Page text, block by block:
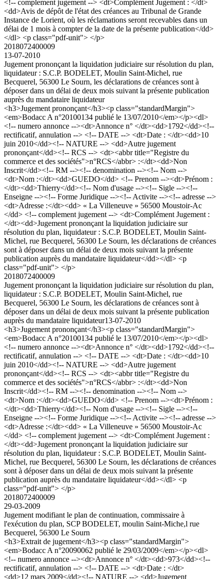
<!-- complement jugement --> <dt>Complément Jugement : </dt>
<dd>Avis de dépôt de l'état des créances au Tribunal de Grande
Instance de Lorient, où les réclamations seront recevables dans un
délai de 1 mois à compter de la date de la présente publication</dd>
</dl> <p class="pdf-unit"> </p>
2018072400009
13-07-2010
Jugement prononçant la liquidation judiciaire sur résolution du plan,
liquidateur : S.C.P. BODELET, Moulin Saint-Michel, rue
Becquerel, 56300 Le Sourn, les déclarations de créances sont à
déposer dans un délai de deux mois suivant la présente publication
auprès du mandataire liquidateur
<h3>Jugement prononçant</h3><p class="standardMargin">
<em>Bodacc A n°20100134 publié le 13/07/2010</em></p><dl>
<!-- numero annonce --><dt>Annonce n° </dt><dd>1792</dd><!--
rectificatif, annulation --> <!-- DATE --> <dt>Date : </dt><dd>10
juin 2010</dd><!-- NATURE --> <dd>Autre jugement
prononçant</dd><!-- RCS --> <dt><abbr title="Registre du
commerce et des sociétés">n°RCS</abbr> :</dt><dd>Non
Inscrit</dd><!-- RM --><!-- denomination --><!-- Nom -->
<dt>Nom :</dt><dd>GUEDO</dd> <!-- Prenom --><dt>Prénom :
</dt><dd>Thierry</dd><!-- Nom d'usage --><!-- Sigle --><!--
Enseigne --><!-- Forme Juridique --><!-- Activite --><!-- adresse -->
<dt>Adresse :</dt><dd> « La Villeneuve » 56500 Moustoir-Ac
</dd> <!-- complement jugement --> <dt>Complément Jugement :
</dt><dd>Jugement prononçant la liquidation judiciaire sur
résolution du plan, liquidateur : S.C.P. BODELET, Moulin Saint-
Michel, rue Becquerel, 56300 Le Sourn, les déclarations de créances
sont à déposer dans un délai de deux mois suivant la présente
publication auprès du mandataire liquidateur</dd></dl> <p
class="pdf-unit"> </p>
2018072400009
Jugement prononçant la liquidation judiciaire sur résolution du plan,
liquidateur : S.C.P. BODELET, Moulin Saint-Michel, rue
Becquerel, 56300 Le Sourn, les déclarations de créances sont à
déposer dans un délai de deux mois suivant la présente publication
auprès du mandataire liquidateur13-07-2010
<h3>Jugement prononçant</h3><p class="standardMargin">
<em>Bodacc A n°20100134 publié le 13/07/2010</em></p><dl>
<!-- numero annonce --><dt>Annonce n° </dt><dd>1792</dd><!--
rectificatif, annulation --> <!-- DATE --> <dt>Date : </dt><dd>10
juin 2010</dd><!-- NATURE --> <dd>Autre jugement
prononçant</dd><!-- RCS --> <dt><abbr title="Registre du
commerce et des sociétés">n°RCS</abbr> :</dt><dd>Non
Inscrit</dd><!-- RM --><!-- denomination --><!-- Nom -->
<dt>Nom :</dt><dd>GUEDO</dd> <!-- Prenom --><dt>Prénom :
</dt><dd>Thierry</dd><!-- Nom d'usage --><!-- Sigle --><!--
Enseigne --><!-- Forme Juridique --><!-- Activite --><!-- adresse -->
<dt>Adresse :</dt><dd> « La Villeneuve » 56500 Moustoir-Ac
</dd> <!-- complement jugement --> <dt>Complément Jugement :
</dt><dd>Jugement prononçant la liquidation judiciaire sur
résolution du plan, liquidateur : S.C.P. BODELET, Moulin Saint-
Michel, rue Becquerel, 56300 Le Sourn, les déclarations de créances
sont à déposer dans un délai de deux mois suivant la présente
publication auprès du mandataire liquidateur</dd></dl> <p
class="pdf-unit"> </p>
2018072400009
29-03-2009
Jugement modifiant le plan de continuation, commissaire à
l'exécution du plan, SCP BODELET, moulin Saint-Miche,l rue
Becquerel, 56300 Le Sourn
<h3>Extrait de jugement</h3><p class="standardMargin">
<em>Bodacc A n°20090062 publié le 29/03/2009</em></p><dl>
<!-- numero annonce --><dt>Annonce n° </dt><dd>973</dd><!--
rectificatif, annulation --> <!-- DATE --> <dt>Date : </dt>
<dd>12 mars 2009</dd><!-- NATURE --> <dd>Jugement